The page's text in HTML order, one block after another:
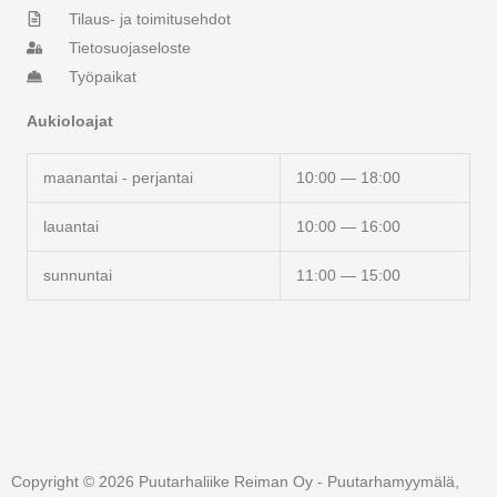
Tilaus- ja toimitusehdot
Tietosuojaseloste
Työpaikat
Aukioloajat
maanantai - perjantai 10:00 — 18:00
lauantai 10:00 — 16:00
sunnuntai 11:00 — 15:00
Copyright © 2026 Puutarhaliike Reiman Oy - Puutarhamyymälä,